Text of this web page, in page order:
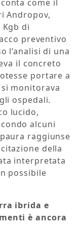
come il
Andropov,
di
preventivo
l’analisi di una
il concreto
portare a
monitorava
ospedali.
lucido,
alcuni
raggiunse
della
interpretata
possibile
ibrida e
è ancora